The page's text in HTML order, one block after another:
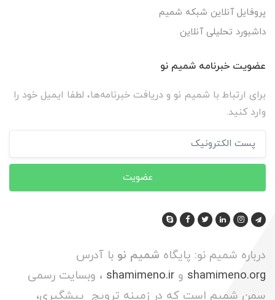
پروفایل آنلاین شبکه شمیم
داشبورد تحلیلی آنلاین
عضویت خبرنامه شمیم نو
برای ارتباط با شمیم نو و دریافت خبرنامه‌ها، لطفا ایمیل خود را
وارد کنید.
عضویت
درباره شمیم نو: پایگاه شمیم نو با آدرس
shamimeno.org و shamimeno.ir ، وبسایت رسمی
سمن شمیم است که در زمینه ترویج پیشگیری،